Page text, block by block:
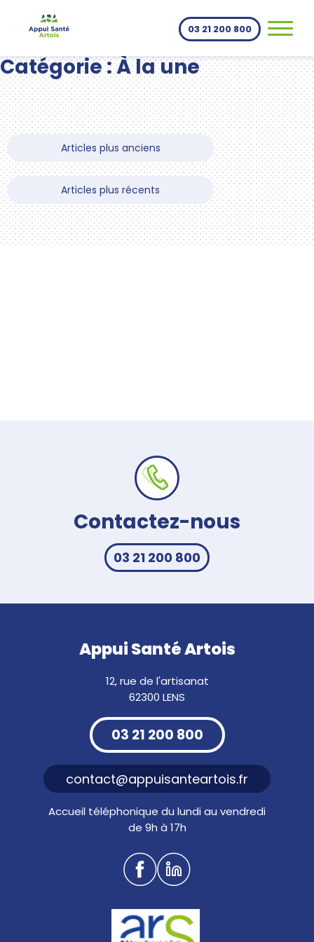
03 21 200 800
Catégorie :À la une
Navigation
des
articles
Articles plus anciens
Articles plus récents
Contactez-nous
03 21 200 800
Appui Santé Artois
12, rue de l'artisanat
62300 LENS
03 21 200 800
contact@appuisanteartois.fr
Accueil téléphonique du lundi au vendredi
de 9h à 17h